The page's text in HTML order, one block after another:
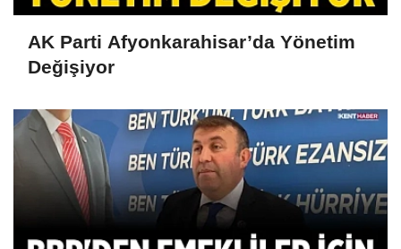
AK Parti Afyonkarahisar’da Yönetim
Değişiyor